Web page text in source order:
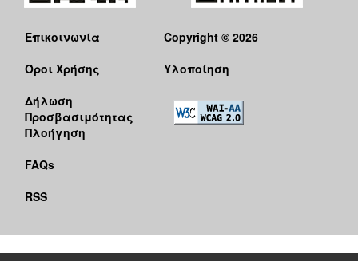
Επικοινωνία
Όροι Χρήσης
Δήλωση
Προσβασιμότητας
Πλοήγηση
FAQs
RSS
Copyright © 2026
Υλοποίηση